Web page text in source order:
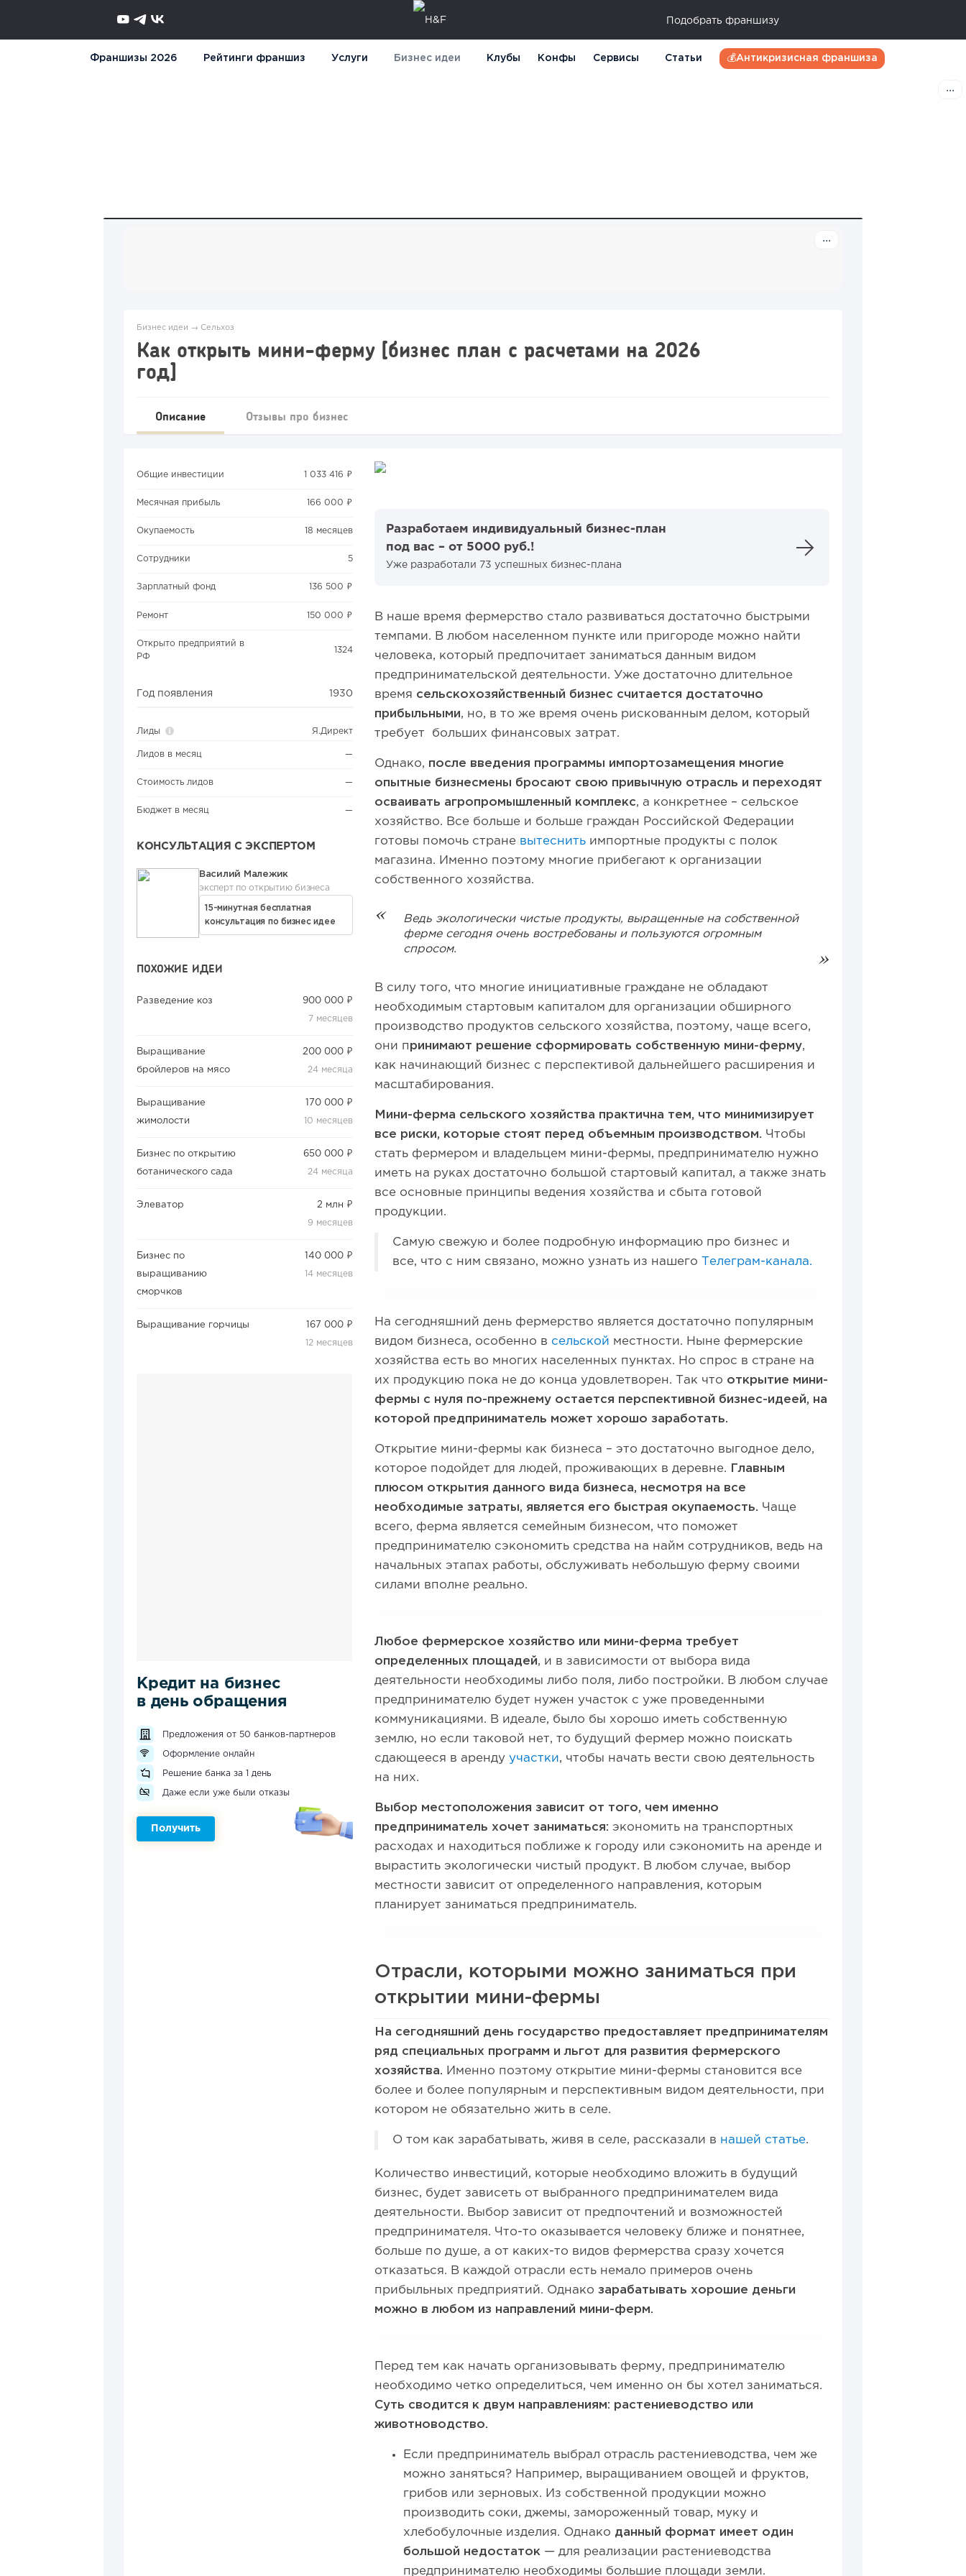
Подобрать франшизу
Франшизы 2026 Рейтинги франшиз Услуги Бизнес идеи Клубы Конфы Сервисы Статьи 💰Антикризисная франшиза
Бизнес идеи → Сельхоз
Как открыть мини-ферму [бизнес план с расчетами на 2026
год]
Описание Отзывы про бизнес
Общие инвестиции 1 033 416 ₽
Месячная прибыль 166 000 ₽
Окупаемость 18 месяцев
Сотрудники 5
Зарплатный фонд 136 500 ₽
Ремонт 150 000 ₽
Открыто предприятий в
РФ
1324
Год появления 1930
Лиды Я.Директ
Лидов в месяц —
Стоимость лидов —
Бюджет в месяц —
КОНСУЛЬТАЦИЯ С ЭКСПЕРТОМ
Василий Малежик
эксперт по открытию бизнеса
15-минутная бесплатная
консультация по бизнес идее
ПОХОЖИЕ ИДЕИ
Разведение коз 900 000 ₽
7 месяцев
Выращивание
бройлеров на мясо
200 000 ₽
24 месяца
Выращивание
жимолости
170 000 ₽
10 месяцев
Бизнес по открытию
ботанического сада
650 000 ₽
24 месяца
Элеватор 2 млн ₽
9 месяцев
Бизнес по
выращиванию
сморчков
140 000 ₽
14 месяцев
Выращивание горчицы 167 000 ₽
12 месяцев
Кредит на бизнес
в день обращения
Предложения от 50 банков-партнеров
Оформление онлайн
Решение банка за 1 день
Даже если уже были отказы
Получить
Разработаем индивидуальный бизнес-план
под вас – от 5000 руб.!
Уже разработали 73 успешных бизнес-плана
В наше время фермерство стало развиваться достаточно быстрыми
темпами. В любом населенном пункте или пригороде можно найти
человека, который предпочитает заниматься данным видом
предпринимательской деятельности. Уже достаточно длительное
время сельскохозяйственный бизнес считается достаточно
прибыльными, но, в то же время очень рискованным делом, который
требует больших финансовых затрат.
Однако, после введения программы импортозамещения многие
опытные бизнесмены бросают свою привычную отрасль и переходят
осваивать агропромышленный комплекс, а конкретнее – сельское
хозяйство. Все больше и больше граждан Российской Федерации
готовы помочь стране вытеснить импортные продукты с полок
магазина. Именно поэтому многие прибегают к организации
собственного хозяйства.
Ведь экологически чистые продукты, выращенные на собственной
ферме сегодня очень востребованы и пользуются огромным
спросом.
В силу того, что многие инициативные граждане не обладают
необходимым стартовым капиталом для организации обширного
производство продуктов сельского хозяйства, поэтому, чаще всего,
они п ринимают решение сформировать собственную мини-ферму,
как начинающий бизнес с перспективой дальнейшего расширения и
масштабирования.
Мини-ферма сельского хозяйства практична тем, что минимизирует
все риски, которые стоят перед объемным производством. Чтобы
стать фермером и владельцем мини-фермы, предпринимателю нужно
иметь на руках достаточно большой стартовый капитал, а также знать
все основные принципы ведения хозяйства и сбыта готовой
продукции.
Самую свежую и более подробную информацию про бизнес и
все, что с ним связано, можно узнать из нашего
Телеграм-канала.
На сегодняшний день фермерство является достаточно популярным
видом бизнеса, особенно в сельской местности. Ныне фермерские
хозяйства есть во многих населенных пунктах. Но спрос в стране на
их продукцию пока не до конца удовлетворен. Так что открытие мини-
фермы с нуля по-прежнему остается перспективной бизнес-идеей, на
которой предприниматель может хорошо заработать.
Открытие мини-фермы как бизнеса – это достаточно выгодное дело,
которое подойдет для людей, проживающих в деревне.
Главным
плюсом открытия данного вида бизнеса, несмотря на все
необходимые затраты, является его быстрая окупаемость. Чаще
всего, ферма является семейным бизнесом, что поможет
предпринимателю сэкономить средства на найм сотрудников, ведь на
начальных этапах работы, обслуживать небольшую ферму своими
силами вполне реально.
Любое фермерское хозяйство или мини-ферма требует
определенных площадей, и в зависимости от выбора вида
деятельности необходимы либо поля, либо постройки. В любом случае
предпринимателю будет нужен участок с уже проведенными
коммуникациями. В идеале, было бы хорошо иметь собственную
землю, но если таковой нет, то будущий фермер можно поискать
сдающееся в арендуучастки, чтобы начать вести свою деятельность
на них.
Выбор местоположения зависит от того, чем именно
предприниматель хочет заниматься: экономить на транспортных
расходах и находиться поближе к городу или сэкономить на аренде и
вырастить экологически чистый продукт. В любом случае, выбор
местности зависит от определенного направления, которым
планирует заниматься предприниматель.
Отрасли, которыми можно заниматься при
открытии мини-фермы
На сегодняшний день государство предоставляет предпринимателям
ряд специальных программ и льгот для развития фермерского
хозяйства. Именно поэтому открытие мини-фермы становится все
более и более популярным и перспективным видом деятельности, при
котором не обязательно жить в селе.
О том как зарабатывать, живя в селе, рассказали в нашей статье.
Количество инвестиций, которые необходимо вложить в будущий
бизнес, будет зависеть от выбранного предпринимателем вида
деятельности. Выбор зависит от предпочтений и возможностей
предпринимателя. Что-то оказывается человеку ближе и понятнее,
больше по душе, а от каких-то видов фермерства сразу хочется
отказаться. В каждой отрасли есть немало примеров очень
прибыльных предприятий. Однакозарабатывать хорошие деньги
можно в любом из направлений мини-ферм.
Перед тем как начать организовывать ферму, предпринимателю
необходимо четко определиться, чем именно он бы хотел заниматься.
Суть сводится к двум направлениям: растениеводство или
животноводство.
Если предприниматель выбрал отрасль растениеводства, чем же
можно заняться? Например, выращиванием овощей и фруктов,
грибов или зерновых. Из собственной продукции можно
производить соки, джемы, замороженный товар, муку и
хлебобулочные изделия. Однако данный формат имеет один
большой недостаток — для реализации растениеводства
предпринимателю необходимы большие площади земли.